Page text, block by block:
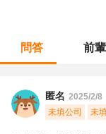
問答 前輩
匿名 2025/2/8
未填公司
未